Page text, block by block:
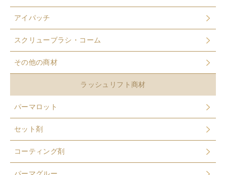
アイパッチ
スクリューブラシ・コーム
その他の商材
ラッシュリフト商材
パーマロット
セット剤
コーティング剤